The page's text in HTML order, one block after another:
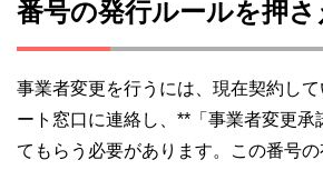
番号の発行ルールを押さ
事業者変更を行うには、現在契約し
ート窓口に連絡し、**「事業者変更承
てもらう必要があります。この番号